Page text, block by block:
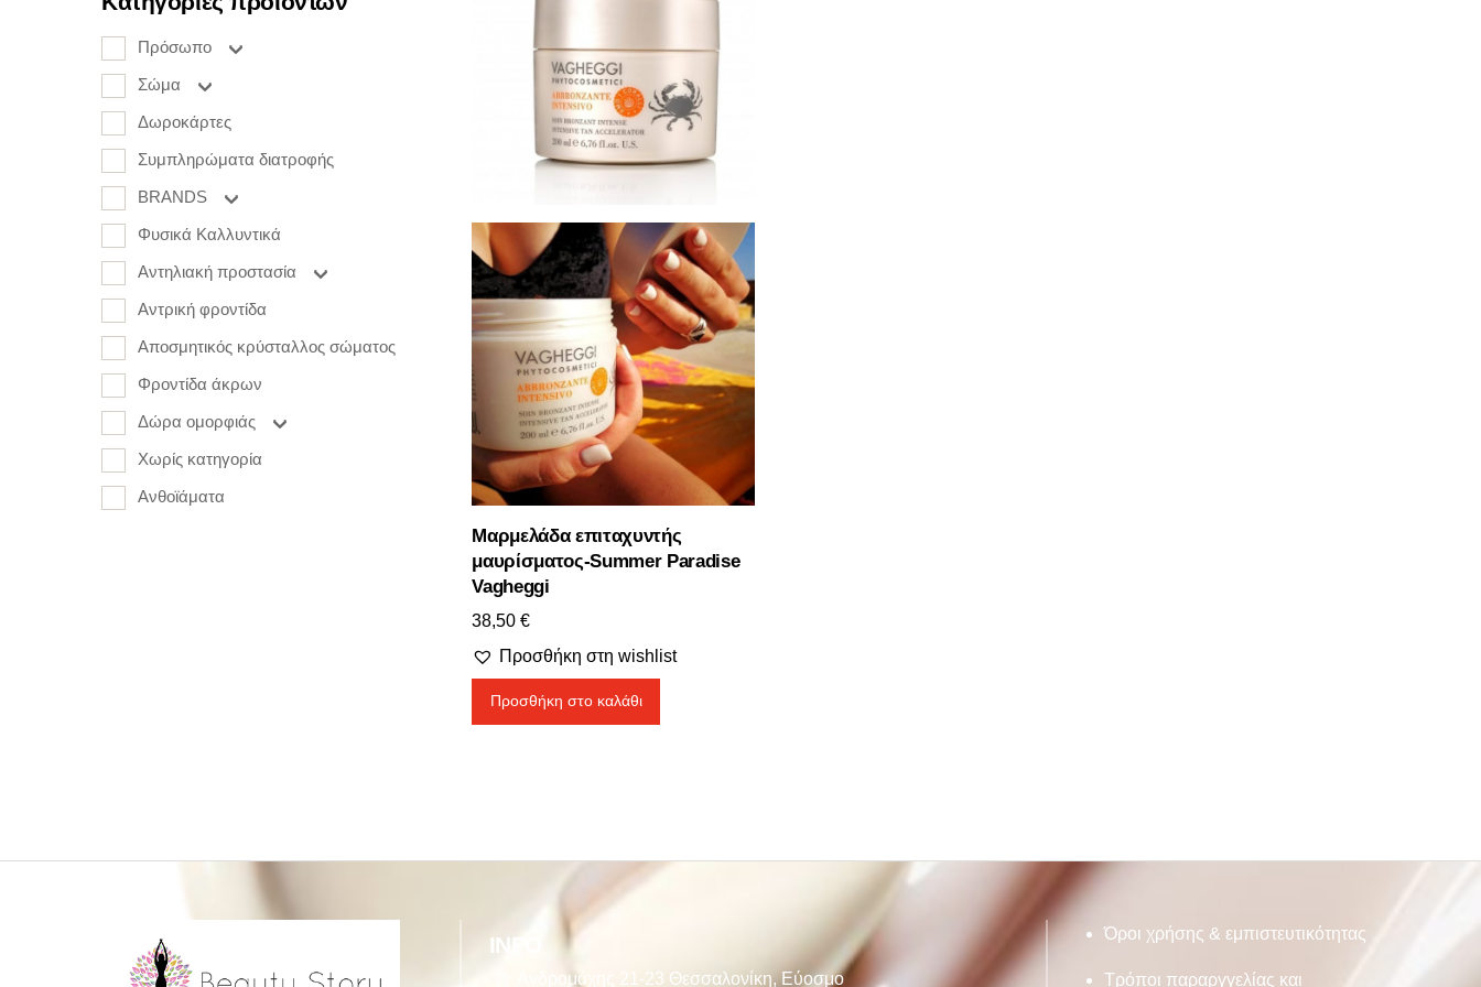
Μαρμελάδα επιταχυντής
μαυρίσματος-Summer Paradise
Vagheggi
38,50€
Προσθήκη στη wishlist
Προσθήκη στο καλάθι
Πρόσωπο
Σώμα
Δωροκάρτες
Συμπληρώματα διατροφής
BRANDS
Φυσικά Καλλυντικά
Αντηλιακή προστασία
Αντρική φροντίδα
Αποσμητικός κρύσταλλος σώματος
Φροντίδα άκρων
Δώρα ομορφιάς
Χωρίς κατηγορία
Ανθοϊάματα
INFO
Ανδρομάχης 21-23 Θεσσαλονίκη, Εύοσμο
Όροι χρήσης & εμπιστευτικότητας
Τρόποι παραργγελίας και